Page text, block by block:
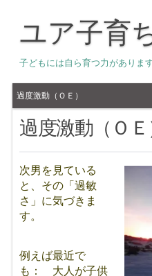
ユア子育
子どもには自ら育つ力がありま
過度激動（ＯＥ）
過度激動（Ｏ
次男を見ている
と、その「過敏
さ」に気づきま
す。
例えば最近で
も： 大人が子供